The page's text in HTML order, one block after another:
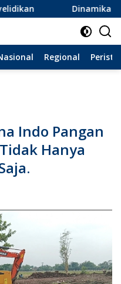
Baru Sepak Bola
Regional
Indo Pangan
Hanya